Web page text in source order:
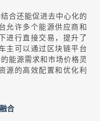
合还能促进去中心化的
允许多个能源供应商和
进行直接交易，提升了
主可以通过区块链平台
能源需求和市场价格灵
源的高效配置和优化利
合